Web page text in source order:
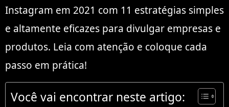
Instagram em 2021 com 11 estratégias simples
e altamente eficazes para divulgar empresas e
produtos. Leia com atenção e coloque cada
passo em prática!
Você vai encontrar neste artigo: